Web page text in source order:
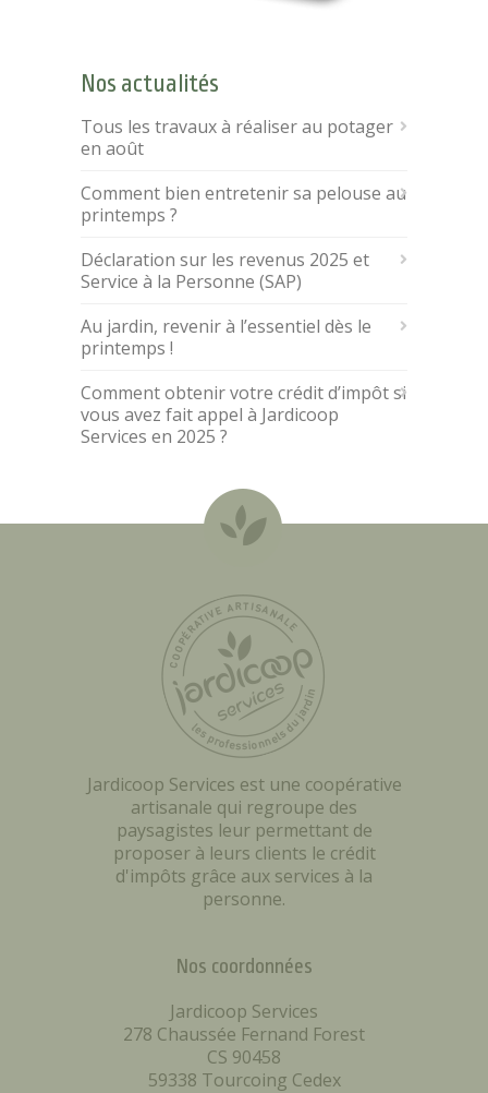
Nos actualités
Tous les travaux à réaliser au potager
en août
Comment bien entretenir sa pelouse au
printemps ?
Déclaration sur les revenus 2025 et
Service à la Personne (SAP)
Au jardin, revenir à l’essentiel dès le
printemps !
Comment obtenir votre crédit d’impôt si
vous avez fait appel à Jardicoop
Services en 2025 ?
Jardicoop Services est une coopérative
artisanale qui regroupe des
paysagistes leur permettant de
proposer à leurs clients le crédit
d'impôts grâce aux services à la
personne.
Nos coordonnées
Jardicoop Services
278 Chaussée Fernand Forest
CS 90458
59338 Tourcoing Cedex